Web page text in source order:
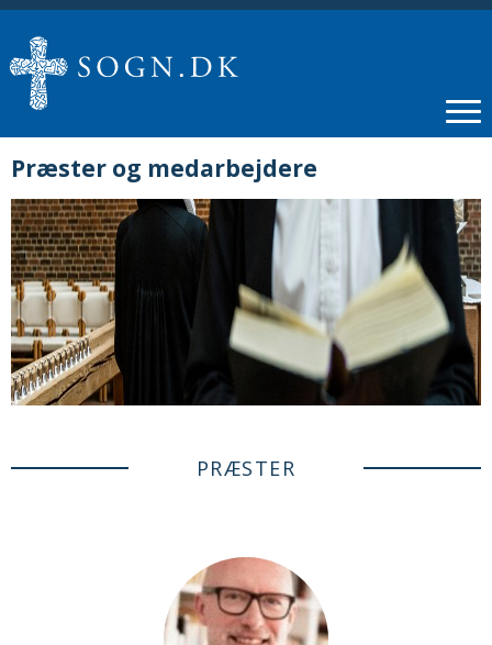
Præster og medarbejdere
PRÆSTER